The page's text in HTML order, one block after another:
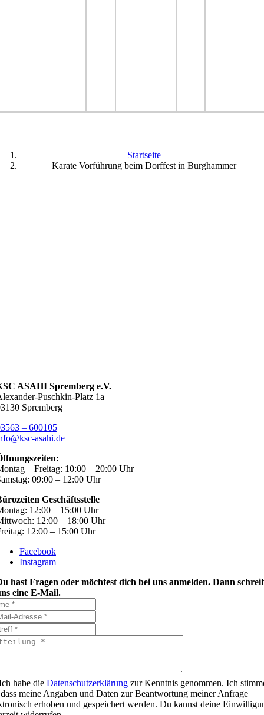
Startseite
Karate Vorführung beim Dorffest in Burghammer
ASAHI Spremberg e.V.
Puschkin-Platz 1a
Spremberg
– 600105
asahi.de
– Freitag: 10:00 – 20:00 Uhr
09:00 – 12:00 Uhr
Geschäftsstelle
12:00 – 15:00 Uhr
12:00 – 18:00 Uhr
12:00 – 15:00 Uhr
Facebook
Instagram
hast Fragen oder möchtest dich bei uns anmelden. Dann
eine E-Mail.
habe die Datenschutzerklärung zur Kenntnis genommen. Ich
meine Angaben und Daten zur Beantwortung meiner Anfrage
erhoben und gespeichert werden. Du kannst deine